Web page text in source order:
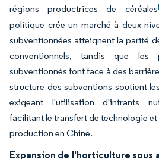
régions productrices de céréales
politique crée un marché à deux
subventionnées atteignent la parité
conventionnels, tandis que les
subventionnés font face à des
structure des subventions soutient
exigeant l'utilisation d'intrants
facilitant le transfert de technologie
production en Chine.
Expansion de l'horticulture sous